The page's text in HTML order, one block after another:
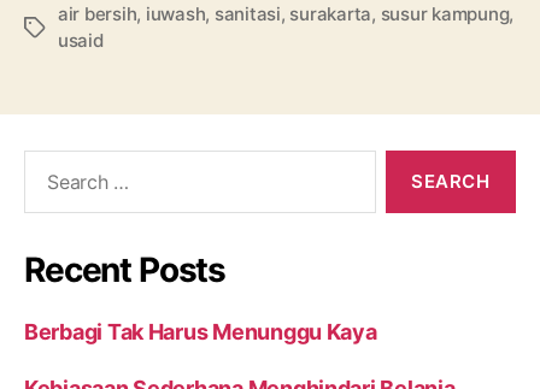
air bersih, iuwash, sanitasi, surakarta, susur kampung,
usaid
Recent Posts
Berbagi Tak Harus Menunggu Kaya